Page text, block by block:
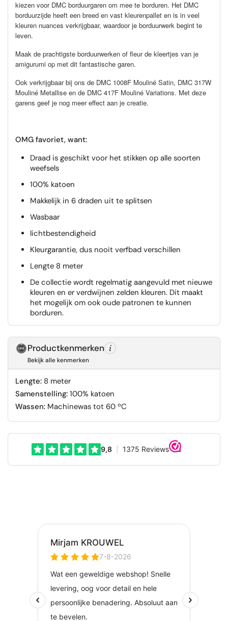
kiezen voor DMC borduurgaren om mee te borduren. Het DMC
borduurzijde heeft een breed en vast kleurenpallet en is in veel
kleuren nuances verkrijgbaar, waardoor je borduurwerk begint te
leven.
Maak de prachtigste borduurwerken of fleur de kleertjes van je
amigurumi op met dit fantastische garen.
Ook verkrijgbaar bij ons de DMC 1008F Mouliné Satin, DMC 317W
Mouliné Metallise en de DMC 417F Mouliné Variations. Met deze
garens geef je nog meer effect aan je creatie.
OMG favoriet, want:
Draad is geschikt voor het stikken op alle soorten
weefsels
100% katoen
Makkelijk in 6 draden uit te splitsen
Wasbaar
lichtbestendigheid
Kleurgarantie, dus nooit verfbad verschillen
Lengte 8 meter
De collectie wordt regelmatig aangevuld met nieuwe
kleuren en er verdwijnen zelden kleuren. Dit maakt
het mogelijk om ook oude patronen te kunnen
borduren.
Productkenmerken
Bekijk alle kenmerken
Lengte:8 meter
Samenstelling:100% katoen
Wassen:Machinewas tot 60 ºC